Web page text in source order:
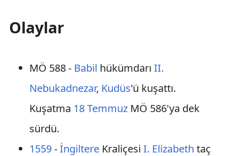
Olaylar
MÖ 588 - Babil hükümdarı II.
Nebukadnezar, Kudüs'ü kuşattı.
Kuşatma 18 TemmuzMÖ 586'ya dek
sürdü.
1559-İngiltereKraliçesi I. Elizabeth taç